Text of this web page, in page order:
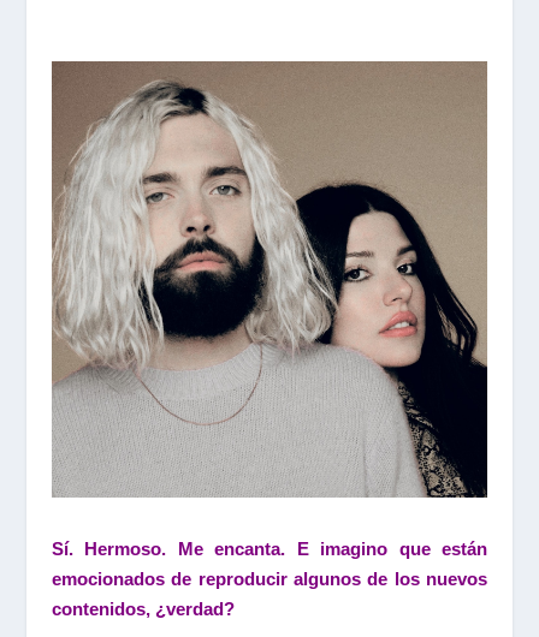
Sí. Hermoso. Me encanta. E imagino que están
emocionados de reproducir algunos de los nuevos
contenidos, ¿verdad?